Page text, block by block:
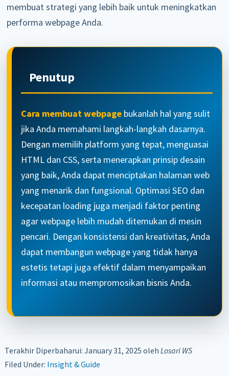
membuat strategi yang lebih baik untuk meningkatkan
performa webpage Anda.
Penutup
Cara membuat webpage bukanlah hal yang sulit
jika Anda memahami langkah-langkah dasarnya.
Dengan memilih platform yang tepat, menguasai
HTML dan CSS, serta menerapkan prinsip desain
yang baik, Anda dapat menciptakan halaman web
yang menarik dan fungsional. Optimasi SEO dan
kecepatan loading juga menjadi faktor penting
agar webpage lebih mudah ditemukan di mesin
pencari. Dengan konsistensi dan kreativitas, Anda
dapat membangun webpage yang tidak hanya
estetis tetapi juga efektif dalam menyampaikan
informasi atau mempromosikan bisnis Anda.
Terakhir Diperbaharui: January 31, 2025 oleh Losari WS
Filed Under: Insight & Guide